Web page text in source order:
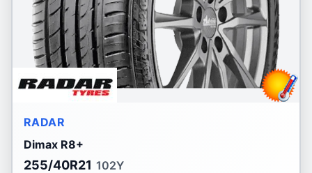
RADAR
Dimax R8+
255/40R21 102Y